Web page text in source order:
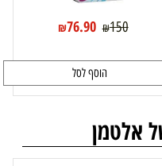
₪150
₪76.90
הוסף לסל
אלטמן